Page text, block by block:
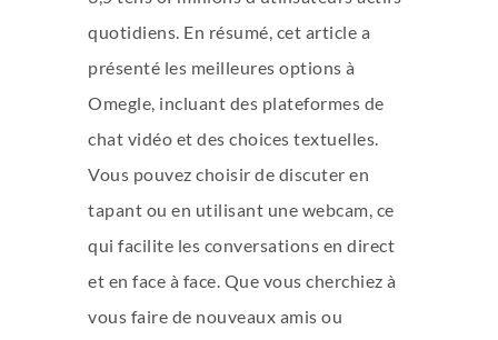
quotidiens. En résumé, cet article a
présenté les meilleures options à
Omegle, incluant des plateformes de
chat vidéo et des choices textuelles.
Vous pouvez choisir de discuter en
tapant ou en utilisant une webcam, ce
qui facilite les conversations en direct
et en face à face. Que vous cherchiez à
vous faire de nouveaux amis ou